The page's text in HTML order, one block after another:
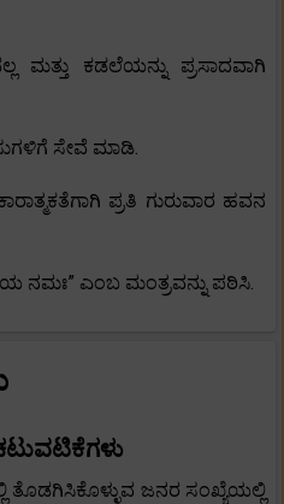
ಮತ್ತು ಕಡಲೆಯನ್ನು ಪ್ರಸಾದವಾಗಿ
ಸೇವೆ ಮಾಡಿ.
ಪ್ರತಿ ಗುರುವಾರ ಹವನ
ನಮಃ” ಎಂಬ ಮಂತ್ರವನ್ನು ಪಠಿಸಿ.
ತೊಡಗಿಸಿಕೊಳ್ಳುವ ಜನರ ಸಂಖ್ಯೆಯಲ್ಲಿ